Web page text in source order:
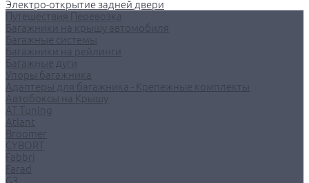
Электро-открытие задней двери
Путешествия Перевозка
Багажники на крышу автомобиля
Багажные системы
Багажники на рейлинги
Багажные дуги
Упоры багажника
Адаптеры для багажника - Крепежные комплекты
Автобоксы на Крышу
AT Tuning
Atlant
Broomer
CYBORT
Fabbri
Farad